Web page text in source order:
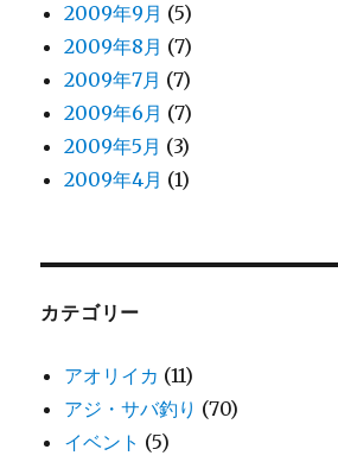
2009年9月 (5)
2009年8月 (7)
2009年7月 (7)
2009年6月 (7)
2009年5月 (3)
2009年4月 (1)
カテゴリー
アオリイカ (11)
アジ・サバ釣り (70)
イベント (5)